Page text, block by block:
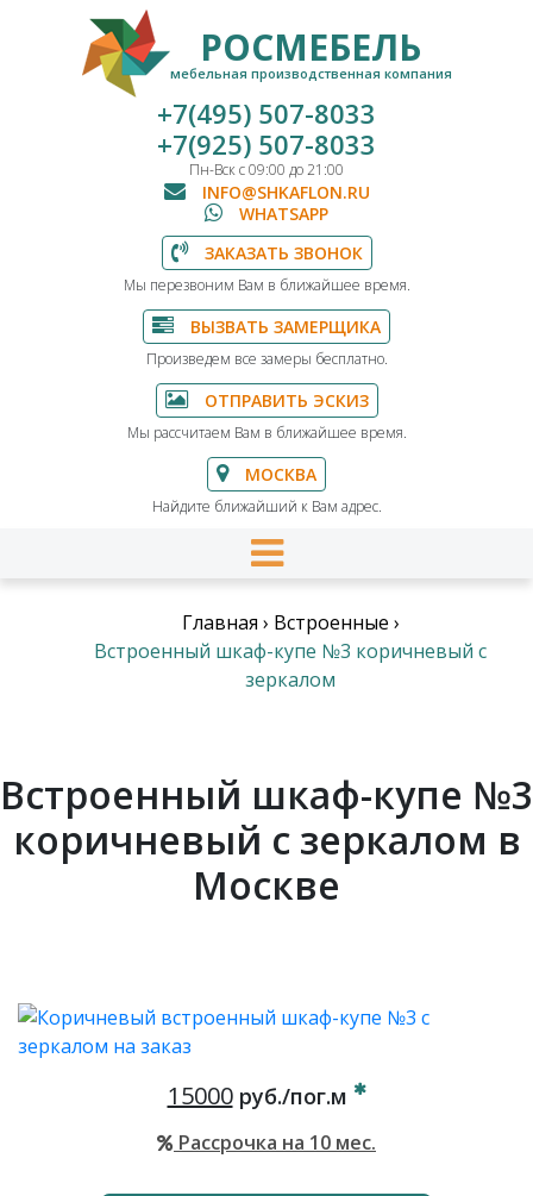
РОСМЕБЕЛЬ
мебельная производственная компания
+7(495) 507-8033
+7(925) 507-8033
Пн-Вск с 09:00 до 21:00
INFO@SHKAFLON.RU
WHATSAPP
ЗАКАЗАТЬ ЗВОНОК
Мы перезвоним Вам в ближайшее время.
ВЫЗВАТЬ ЗАМЕРЩИКА
Произведем все замеры бесплатно.
ОТПРАВИТЬ ЭСКИЗ
Мы рассчитаем Вам в ближайшее время.
МОСКВА
Найдите ближайший к Вам адрес.
Главная › Встроенные ›
Встроенный шкаф-купе №3 коричневый с
зеркалом
Встроенный шкаф-купе №3
коричневый с зеркалом в
Москве
15000руб./пог.м
Рассрочка на 10 мес.